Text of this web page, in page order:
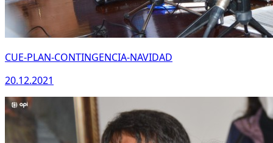
CUE-PLAN-CONTINGENCIA-NAVIDAD
20.12.2021